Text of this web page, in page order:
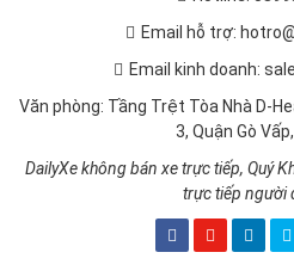
DAILYXE - MUA
Hotline:
Email hỗ trợ:
Email kinh doanh:
Văn phòng: Tầng Trệt Tòa Nhà D-
3, Quận Gò